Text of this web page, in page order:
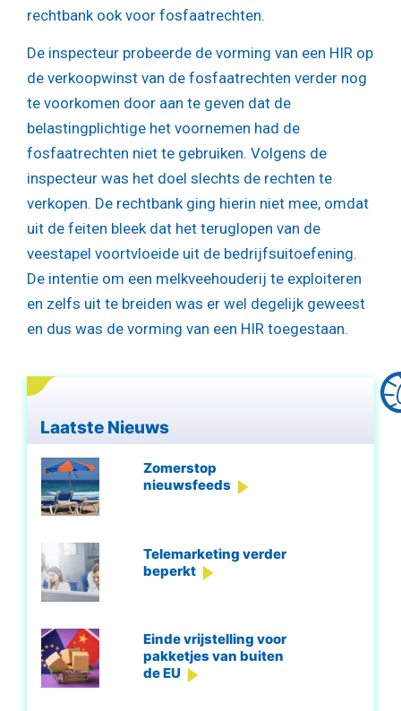
rechtbank ook voor fosfaatrechten.
De inspecteur probeerde de vorming van een HIR op
de verkoopwinst van de fosfaatrechten verder nog
te voorkomen door aan te geven dat de
belastingplichtige het voornemen had de
fosfaatrechten niet te gebruiken. Volgens de
inspecteur was het doel slechts de rechten te
verkopen. De rechtbank ging hierin niet mee, omdat
uit de feiten bleek dat het teruglopen van de
veestapel voortvloeide uit de bedrijfsuitoefening.
De intentie om een melkveehouderij te exploiteren
en zelfs uit te breiden was er wel degelijk geweest
en dus was de vorming van een HIR toegestaan.
Laatste Nieuws
Zomerstop
nieuwsfeeds
Telemarketing verder
beperkt
Einde vrijstelling voor
pakketjes van buiten
de EU